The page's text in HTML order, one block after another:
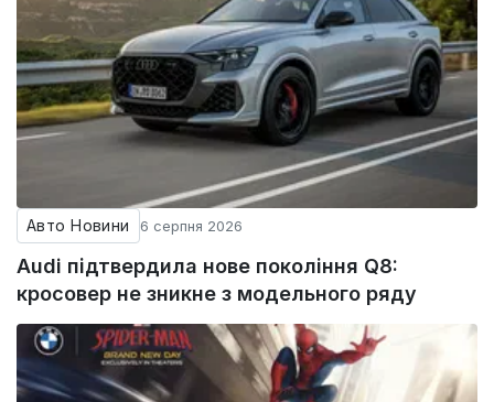
Авто Новини 6 серпня 2026
Audi підтвердила нове покоління Q8:
кросовер не зникне з модельного ряду